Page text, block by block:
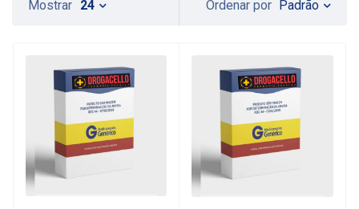
Ordenar por Padrão
Mostrar 24